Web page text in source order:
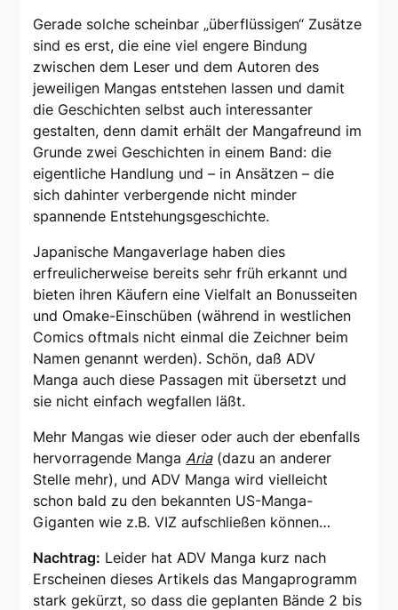
Gerade solche scheinbar „überflüssigen“ Zusätze
sind es erst, die eine viel engere Bindung
zwischen dem Leser und dem Autoren des
jeweiligen Mangas entstehen lassen und damit
die Geschichten selbst auch interessanter
gestalten, denn damit erhält der Mangafreund im
Grunde zwei Geschichten in einem Band: die
eigentliche Handlung und – in Ansätzen – die
sich dahinter verbergende nicht minder
spannende Entstehungsgeschichte.
Japanische Mangaverlage haben dies
erfreulicherweise bereits sehr früh erkannt und
bieten ihren Käufern eine Vielfalt an Bonusseiten
und Omake-Einschüben (während in westlichen
Comics oftmals nicht einmal die Zeichner beim
Namen genannt werden). Schön, daß ADV
Manga auch diese Passagen mit übersetzt und
sie nicht einfach wegfallen läßt.
Mehr Mangas wie dieser oder auch der ebenfalls
hervorragende Manga Aria(dazu an anderer
Stelle mehr), und ADV Manga wird vielleicht
schon bald zu den bekannten US-Manga-
Giganten wie z.B. VIZ aufschließen können…
Nachtrag: Leider hat ADV Manga kurz nach
Erscheinen dieses Artikels das Mangaprogramm
stark gekürzt, so dass die geplanten Bände 2 bis